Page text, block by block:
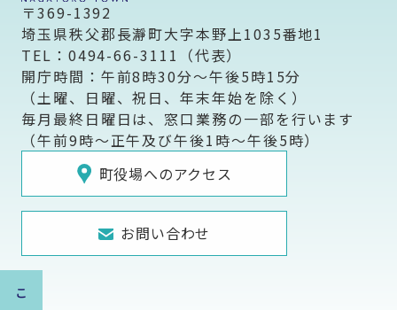
〒369-1392
埼玉県秩父郡長瀞町大字本野上1035番地1
TEL：0494-66-3111（代表）
開庁時間：午前8時30分～午後5時15分
（土曜、日曜、祝日、年末年始を除く）
毎月最終日曜日は、窓口業務の一部を行います
（午前9時～正午及び午後1時～午後5時）
町役場へのアクセス
お問い合わせ